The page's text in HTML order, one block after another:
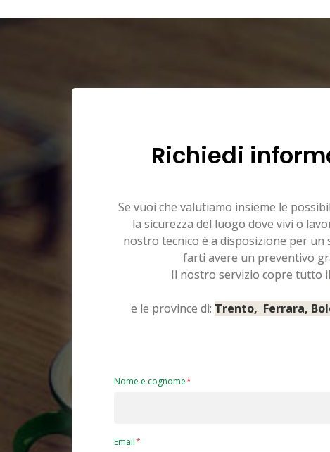
Richiedi
Se vuoi che valutiamo insieme le
la sicurezza del luogo dove vivi o
nostro tecnico è a disposizione per
farti avere un preventivo
Il nostro servizio copre tutto
e le province di: Trento, Ferrara,
Nome e cognome
Email